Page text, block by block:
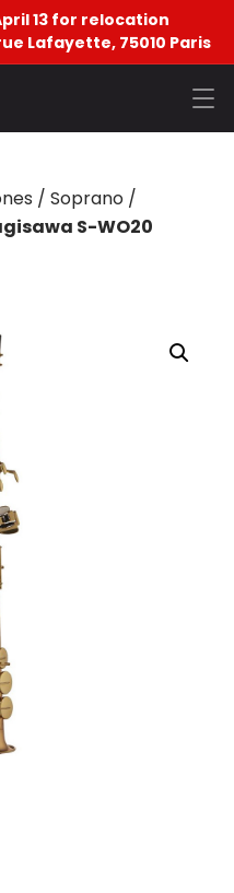
13 for relocation
Lafayette, 75010 Paris
/ Soprano /
S-WO20